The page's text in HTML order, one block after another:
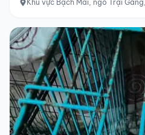
Khu vực Bạch Mai, ngõ Trại